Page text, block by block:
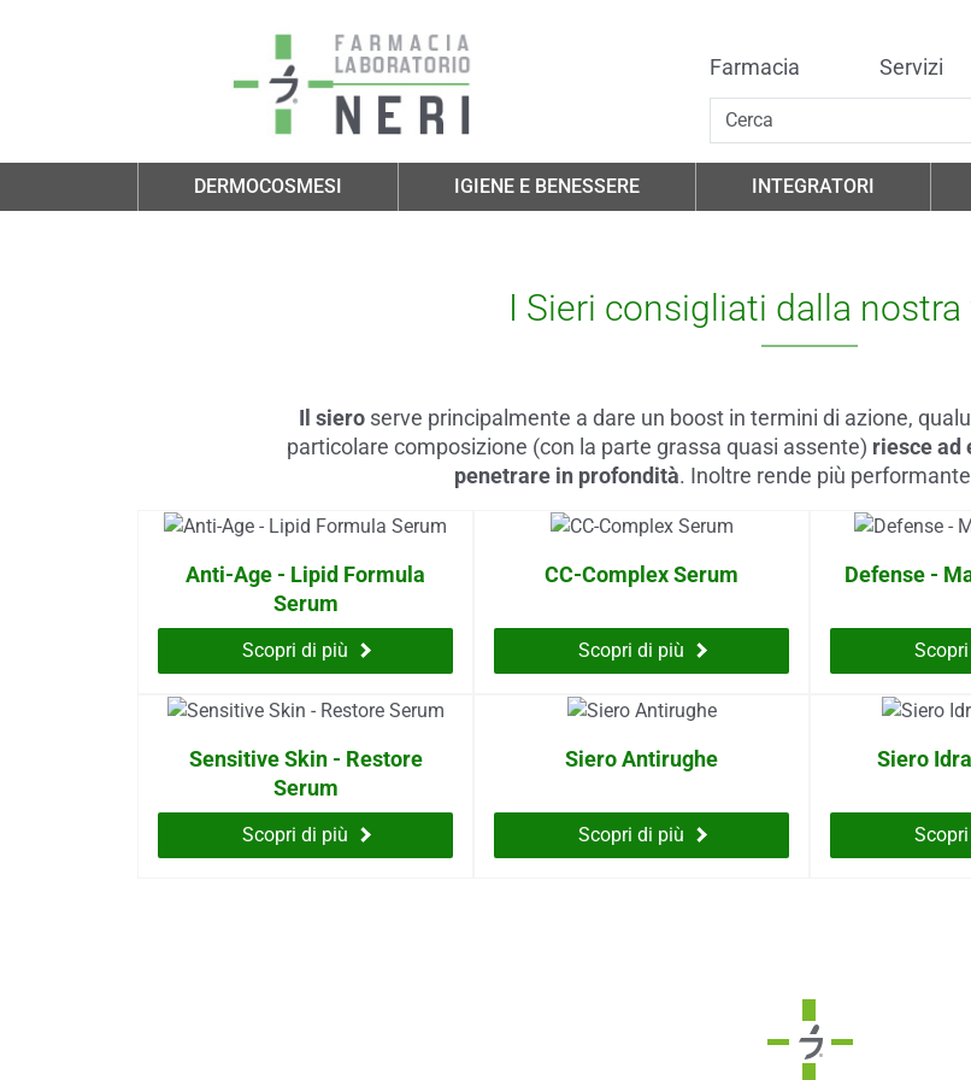
Farmacia Servizi
DERMOCOSMESI IGIENE E BENESSERE INTEGRATORI
I Sieri consigliati dalla
Il siero serve principalmente a dare un boost in termini di azione,
particolare composizione (con la parte grassa quasi assente) riesce ad
penetrare in profondità. Inoltre rende più
Anti-Age - Lipid Formula
Serum
Scopri di più
CC-Complex Serum
Scopri di più
Defense -
Sensitive Skin - Restore
Serum
Scopri di più
Siero Antirughe
Scopri di più
Siero